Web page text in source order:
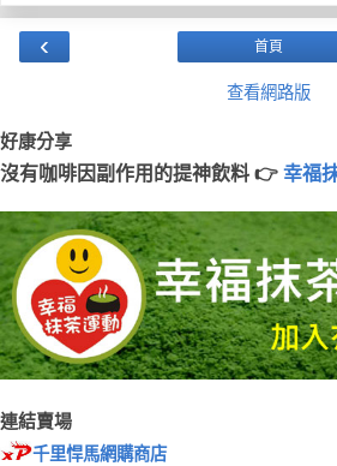
‹ 首頁
查看網路版
好康分享
沒有咖啡因副作用的提神飲料 👉 幸福
連結賣場
千里悍馬網購商店